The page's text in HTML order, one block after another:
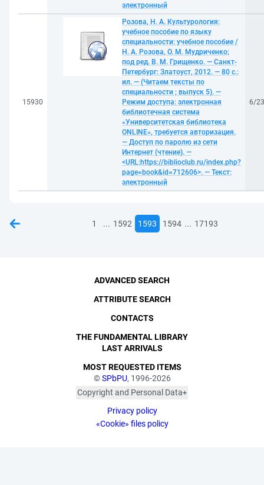
электронный
15930
Розова, Н. А. Культурология:
учебное пособие по языку
специальности: учебное пособие /
Н. А. Розова, О. М. Мудриченко;
под ред. В. М. Грищенко. — Санкт-
Петербург: Златоуст, 2012. — 80 с.:
ил. — (Читаем тексты по
специальности ; выпуск 5). —
Режим доступа: электронная
библиотечная система
«Университетская библиотека
ONLINE», требуется авторизация.
— Доступ по паролю из сети
Интернет (чтение). —
<URL:https://biblioclub.ru/index.php?
page=book&id=712606>. — Текст:
электронный
6/
1 ... 1592 1593 1594 ... 17193
©SPbPU, 1996-2026
Copyright and Personal Data
published with the
consent of the individuals
Privacy policy
«Cookie» files policy
ADVANCED SEARCH
ATTRIBUTE SEARCH
CONTACTS
THE FUNDAMENTAL LIBRARY
LAST ARRIVALS
MOST REQUESTED ITEMS